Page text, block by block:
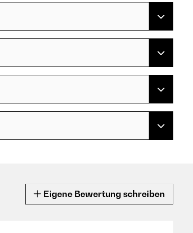
Eigene Bewertung schreiben